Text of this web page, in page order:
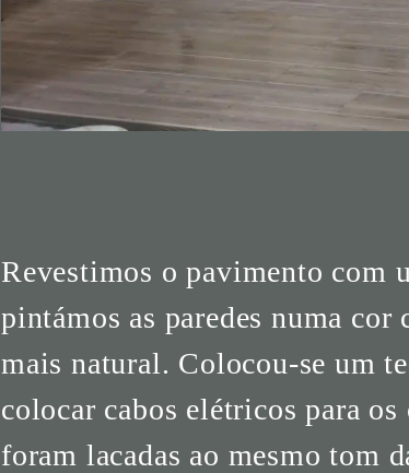
Revestimos o pavimento com
pintámos as paredes numa
mais natural. Colocou-se um
colocar cabos elétricos para
foram lacadas ao mesmo tom